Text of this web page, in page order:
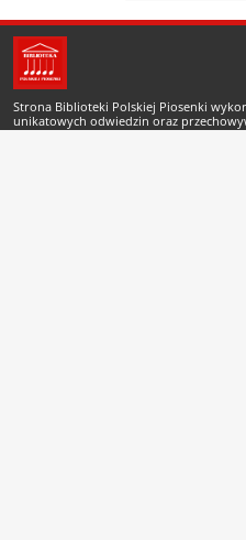
Strona Biblioteki Polskiej Piosenki
unikatowych odwiedzin oraz